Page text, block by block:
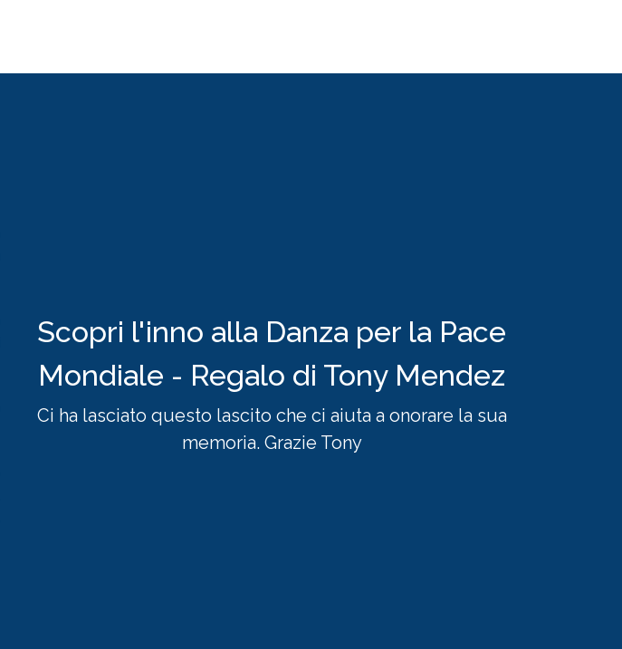
Scopri l'inno alla Danza per la Pace
Mondiale - Regalo di Tony Mendez
Ci ha lasciato questo lascito che ci aiuta a onorare la sua
memoria. Grazie Tony